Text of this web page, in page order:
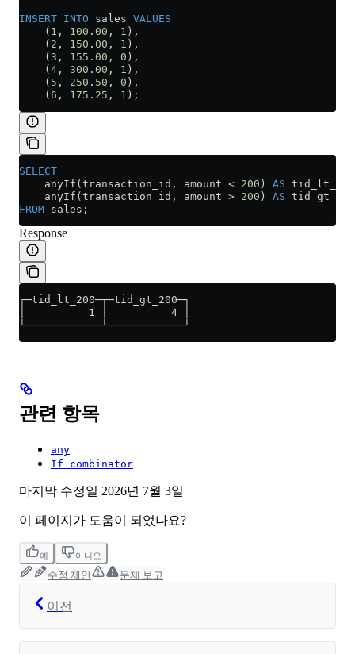
INSERT INTO sales VALUES
    (
1 , 100 . 00 , 1 ),
    (
2 , 150 . 00 , 1 ),
    (
3 , 155 . 00 , 0 ),
    (
4 , 300 . 00 , 1 ),
    (
5 , 250 . 50 , 0 ),
    (
6 , 175 . 25 , 1 );
SELECT
    anyIf(transaction_id, amount
< 200 ) AS
    anyIf(transaction_id, amount
> 200 ) AS tid_gt_200
FROM sales;
Response
┌─tid_lt_200─┬─tid_gt_200─┐
│          1 │          4 │
└────────────┴────────────┘
관련 항목
any
If combinator
마지막 수정일 2026년 7월 3일
이 페이지가 도움이 되었나요?
예 아니오
수정 제안 문제 보고
이전